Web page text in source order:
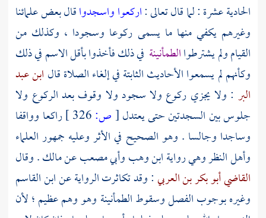
الحادية عشرة : لما قال تعالى :اركعوا واسجدواقال بعض علمائنا
وغيرهم يكفي منها ما يسمى ركوعا وسجودا ، وكذلك من
القيام ولم يشترطواالطمأنينة في ذلك فأخذوا بأقل الاسم في ذلك
وكأنهم لم يسمعوا الأحاديث الثابتة في إلغاء الصلاة قال ابن عبد
البر : ولا يجزي ركوع ولا سجود ولا وقوف بعد الركوع ولا
جلوس بين السجدتين حتى يعتدل[ص:
راكعا وواقفا
وساجدا وجالسا . وهو الصحيح في الأثر وعليه جمهور العلماء
وأهل النظر وهي روايةابن وهبوأبي مصعبعنمالك. وقال
القاضي أبو بكر بن العربي: وقد تكاثرت الرواية عنابن القاسم
وغيره بوجوب الفصل وسقوط الطمأنينة وهو وهم عظيم ؛ لأن